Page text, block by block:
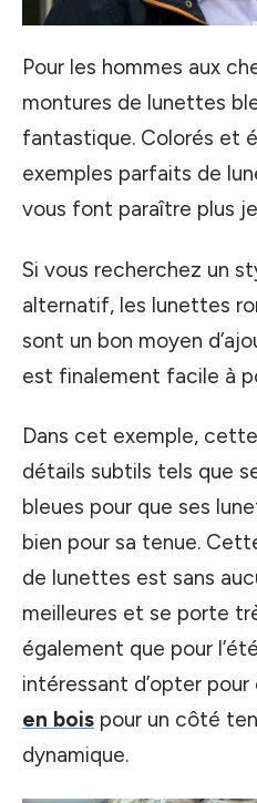
Pour les hommes aux
montures de lunettes
fantastique. Colorés et
exemples parfaits de
vous font paraître plus
Si vous recherchez un
alternatif, les lunettes
sont un bon moyen
est finalement facile à
Dans cet exemple,
détails subtils tels que
bleues pour que ses
bien pour sa tenue.
de lunettes est sans
meilleures et se porte
également que pour
intéressant d’opter pour
en bois pour un côté
dynamique.